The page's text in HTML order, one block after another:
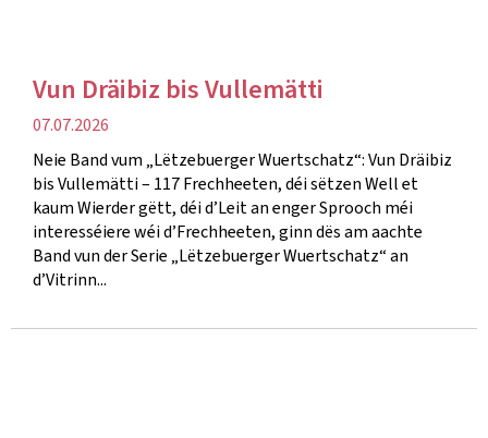
Vun Dräibiz bis Vullemätti
Verëffentlechungsdatum
07.07.2026
Neie Band vum „Lëtzebuerger Wuertschatz“: Vun Dräibiz
bis Vullemätti – 117 Frechheeten, déi sëtzen Well et
kaum Wierder gëtt, déi d’Leit an enger Sprooch méi
interesséiere wéi d’Frechheeten, ginn dës am aachte
Band vun der Serie „Lëtzebuerger Wuertschatz“ an
d’Vitrinn...